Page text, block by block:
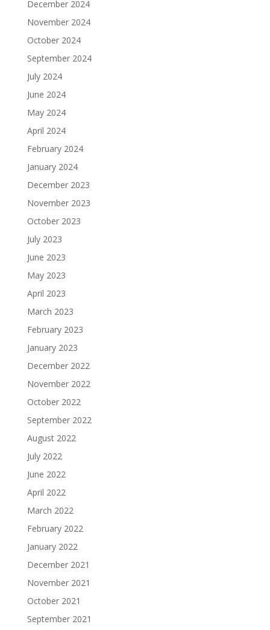
December 2024
November 2024
October 2024
September 2024
July 2024
June 2024
May 2024
April 2024
February 2024
January 2024
December 2023
November 2023
October 2023
July 2023
June 2023
May 2023
April 2023
March 2023
February 2023
January 2023
December 2022
November 2022
October 2022
September 2022
August 2022
July 2022
June 2022
April 2022
March 2022
February 2022
January 2022
December 2021
November 2021
October 2021
September 2021